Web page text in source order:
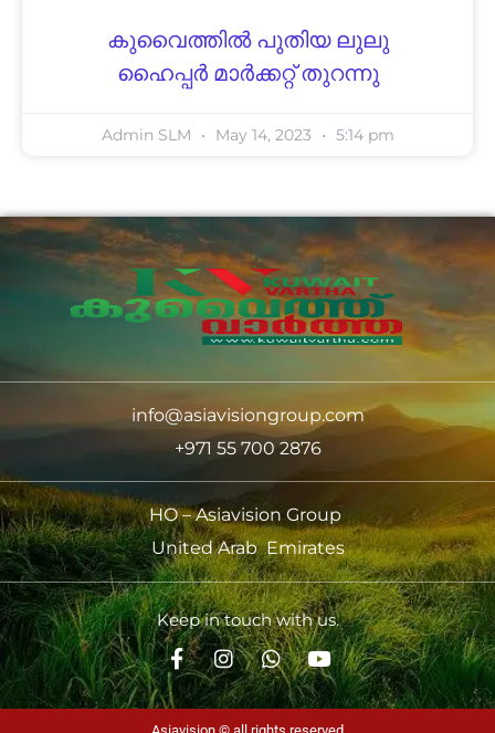
കുവൈത്തിൽ പുതിയ ലുലു
ഹൈപ്പർ മാർക്കറ്റ്‌ തുറന്നു
Admin SLM May 14, 2023 5:14 pm
info@asiavisiongroup.com
+971 55 700 2876
HO – Asiavision Group
United Arab Emirates
Keep in touch with us.